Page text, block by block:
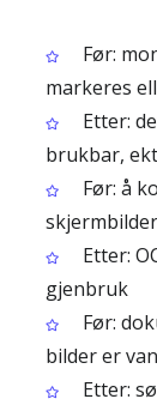
Før:
markeres
Etter:
brukbar,
Før: å
Etter:
gjenbruk
Før:
bilder er
Etter: